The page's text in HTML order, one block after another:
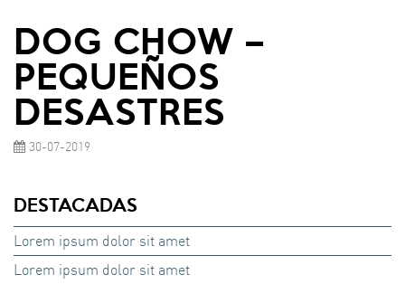
DOG CHOW –
PEQUEÑOS
DESASTRES
30-07-2019
DESTACADAS
Lorem ipsum dolor sit amet
Lorem ipsum dolor sit amet